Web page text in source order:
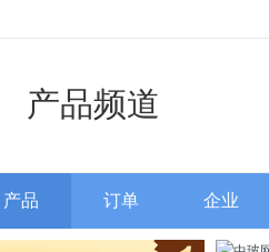
产品频道
产品 订单 企业